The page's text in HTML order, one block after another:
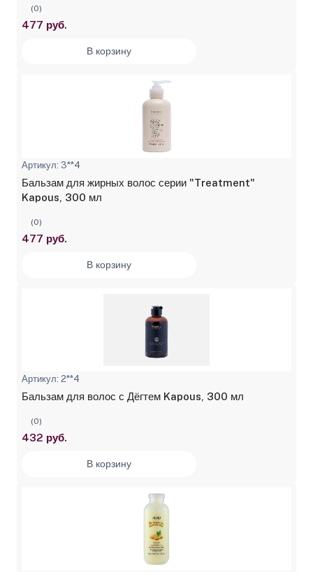
(0)
477 руб.
В корзину
Артикул: 3**4
Бальзам для жирных волос серии "Treatment"
Kapous, 300 мл
(0)
477 руб.
В корзину
Артикул: 2**4
Бальзам для волос с Дёгтем Kapous, 300 мл
(0)
432 руб.
В корзину